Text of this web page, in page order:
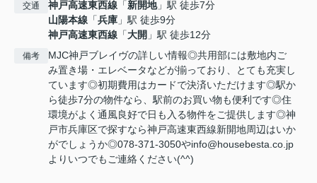
交通 神戸高速東西線 「新開地」駅 徒歩7分
山陽本線 「兵庫 」駅 徒歩9分
神戸高速東西線 「大開 」駅 徒歩12分
備考
MJC神戸ブレイヴの詳しい情報◎共用部には敷地内ご
み置き場・エレベータなどが揃っており、とても充実し
ています◎初期費用はカードで決済いただけます◎駅か
ら徒歩7分の物件なら、駅前のお買い物も便利です◎住
環境がよく通風良好で日も入る物件をご提供します◎神
戸市兵庫区で探すなら神戸高速東西線新開地周辺はいか
がでしょうか◎078-371-3050やinfo@housebesta.co.jp
よりいつでもご連絡ください(^^)